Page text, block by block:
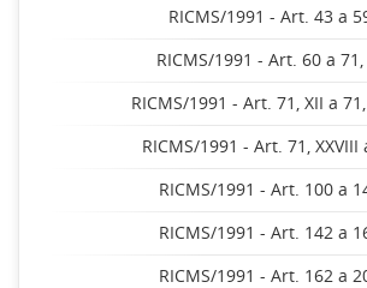
RICMS/1991 - Art. 43 a
RICMS/1991 - Art. 60 a 71,
RICMS/1991 - Art. 71, XII a 71,
RICMS/1991 - Art. 71, XXVIII
RICMS/1991 - Art. 100 a
RICMS/1991 - Art. 142 a
RICMS/1991 - Art. 162 a